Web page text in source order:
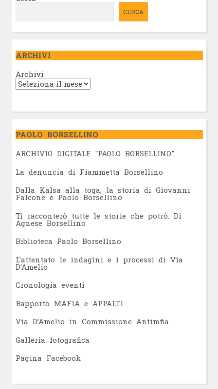
CERCA
ARCHIVI
Archivi
PAOLO BORSELLINO
ARCHIVIO DIGITALE "PAOLO BORSELLINO"
La denuncia di Fiammetta Borsellino
Dalla Kalsa alla toga, la storia di Giovanni
Falcone e Paolo Borsellino
Ti racconterò tutte le storie che potrò. Di
Agnese Borsellino
Biblioteca Paolo Borsellino
L’attentato le indagini e i processi di Via
D’Amelio
Cronologia eventi
Rapporto MAFIA e APPALTI
Via D’Amelio in Commissione Antimfia
Galleria fotografica
Pagina Facebook